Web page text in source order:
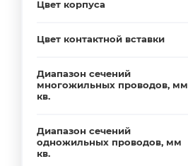
Цвет корпуса
Цвет контактной вставки
Диапазон сечений
многожильных проводов, мм
кв.
Диапазон сечений
одножильных проводов, мм
кв.